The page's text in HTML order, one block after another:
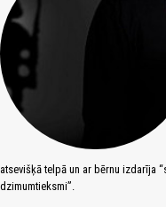
atsevišķā telpā un ar bērnu izdarīja
dzimumtieksmi”.